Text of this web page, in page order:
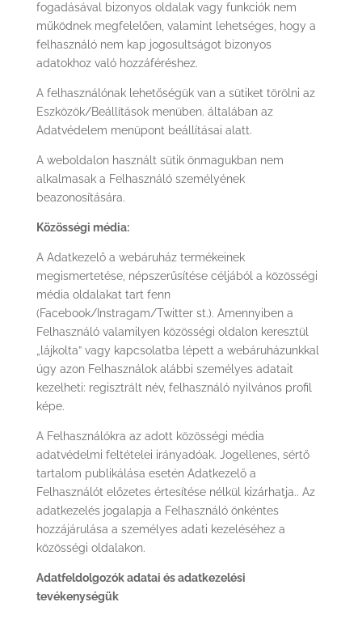
fogadásával bizonyos oldalak vagy funkciók nem
működnek megfelelően, valamint lehetséges, hogy a
felhasználó nem kap jogosultságot bizonyos
adatokhoz való hozzáféréshez.
A felhasználónak lehetőségük van a sütiket törölni az
Eszközök/Beállítások menüben. általában az
Adatvédelem menüpont beállításai alatt.
A weboldalon használt sütik önmagukban nem
alkalmasak a Felhasználó személyének
beazonosítására.
Közösségi média:
A Adatkezelő a webáruház termékeinek
megismertetése, népszerűsítése céljából a közösségi
média oldalakat tart fenn
(Facebook/Instragam/Twitter st.). Amennyiben a
Felhasználó valamilyen közösségi oldalon keresztül
„lájkolta” vagy kapcsolatba lépett a webáruházunkkal
úgy azon Felhasználok alábbi személyes adatait
kezelheti: regisztrált név, felhasználó nyilvános profil
képe.
A Felhasználókra az adott közösségi média
adatvédelmi feltételei irányadóak. Jogellenes, sértő
tartalom publikálása esetén Adatkezelő a
Felhasználót előzetes értesítése nélkül kizárhatja.. Az
adatkezelés jogalapja a Felhasználó önkéntes
hozzájárulása a személyes adati kezeléséhez a
közösségi oldalakon.
Adatfeldolgozók adatai és adatkezelési
tevékenységük